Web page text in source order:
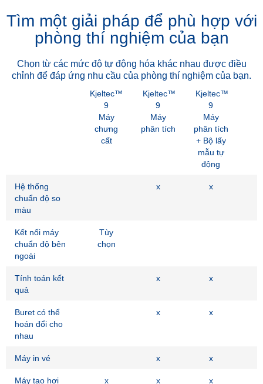
Tìm một giải pháp để phù hợp với
phòng thí nghiệm của bạn
Chọn từ các mức độ tự động hóa khác nhau được điều
chỉnh để đáp ứng nhu cầu của phòng thí nghiệm của bạn.
Kjeltec™
9
Máy
chưng
cất
Kjeltec™
9
Máy
phân tích
Kjeltec™
9
Máy
phân tích
+ Bộ lấy
mẫu tự
động
Hệ thống
chuẩn độ so
màu
x x
Kết nối máy
chuẩn độ bên
ngoài
Tùy
chọn
Tính toán kết
quả
x x
Buret có thể
hoán đổi cho
nhau
x x
Máy in vé x x
Máy tạo hơi
x x x